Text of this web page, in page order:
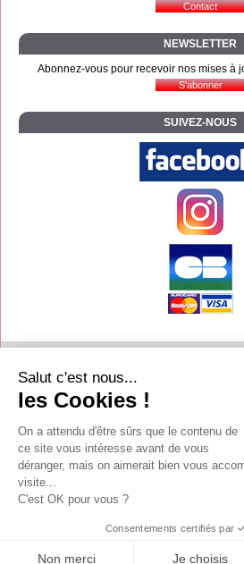
NEWSLETTER
Abonnez-vous pour recevoir nos mises à
SUIVEZ-NOUS
Mentions légales
Textimania
Salut c'est nous...
les Cookies !
On a attendu d'être sûrs que le contenu de
ce site vous intéresse avant de vous
déranger, mais on aimerait bien vous
visite...
C'est OK pour vous ?
Consentements certifiés par
Non merci Je choisis